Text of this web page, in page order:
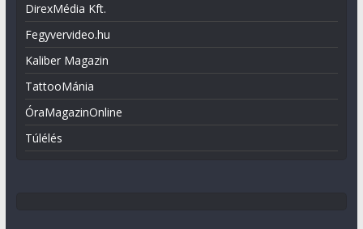
DirexMédia Kft.
Fegyvervideo.hu
Kaliber Magazin
TattooMánia
ÓraMagazinOnline
Túlélés